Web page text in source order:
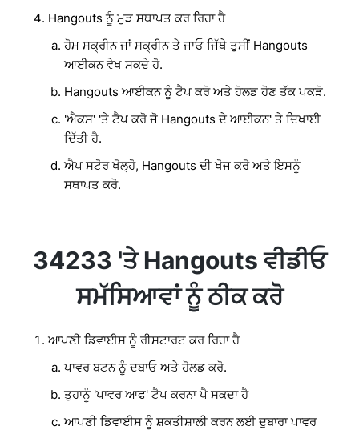
Hangouts ਨੂੰ ਮੁੜ ਸਥਾਪਤ ਕਰ ਰਿਹਾ ਹੈ
ਹੋਮ ਸਕ੍ਰੀਨ ਜਾਂ ਸਕ੍ਰੀਨ ਤੇ ਜਾਓ ਜਿੱਥੇ ਤੁਸੀਂ Hangouts
ਆਈਕਨ ਵੇਖ ਸਕਦੇ ਹੋ.
Hangouts ਆਈਕਨ ਨੂੰ ਟੈਪ ਕਰੋ ਅਤੇ ਹੋਲਡ ਹੋਣ ਤੱਕ ਪਕੜੋ.
'ਐਕਸ' 'ਤੇ ਟੈਪ ਕਰੋ ਜੋ Hangouts ਦੇ ਆਈਕਨ' ਤੇ ਦਿਖਾਈ
ਦਿੱਤੀ ਹੈ.
ਐਪ ਸਟੋਰ ਖੋਲ੍ਹੋ, Hangouts ਦੀ ਖੋਜ ਕਰੋ ਅਤੇ ਇਸਨੂੰ
ਸਥਾਪਤ ਕਰੋ.
34233 'ਤੇ Hangouts ਵੀਡੀਓ
ਸਮੱਸਿਆਵਾਂ ਨੂੰ ਠੀਕ ਕਰੋ
ਆਪਣੀ ਡਿਵਾਈਸ ਨੂੰ ਰੀਸਟਾਰਟ ਕਰ ਰਿਹਾ ਹੈ
ਪਾਵਰ ਬਟਨ ਨੂੰ ਦਬਾਓ ਅਤੇ ਹੋਲਡ ਕਰੋ.
ਤੁਹਾਨੂੰ 'ਪਾਵਰ ਆਫ' ਟੈਪ ਕਰਨਾ ਪੈ ਸਕਦਾ ਹੈ
ਆਪਣੀ ਡਿਵਾਈਸ ਨੂੰ ਸ਼ਕਤੀਸ਼ਾਲੀ ਕਰਨ ਲਈ ਦੁਬਾਰਾ ਪਾਵਰ